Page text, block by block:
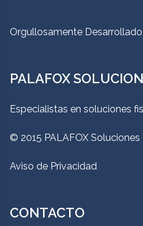
Orgullosamente
PALAFOX
Especialistas en soluciones
© 2015 PALAFOX Soluciones
Aviso de Privacidad
CONTACTO